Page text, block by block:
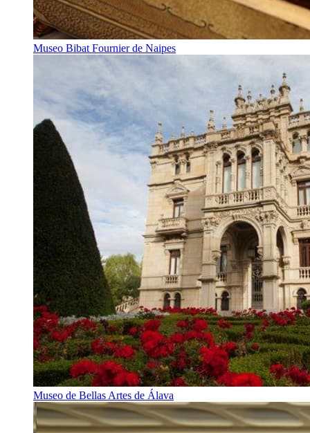
Museo Bibat Fournier de Naipes
Museo de Bellas Artes de Álava